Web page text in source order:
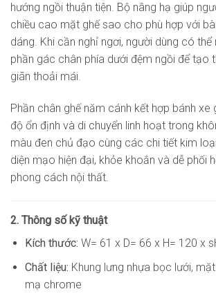
hướng ngồi thuận tiện. Bộ nâng hạ giúp
chiều cao mặt ghế sao cho phù hợp với
dáng. Khi cần nghỉ ngơi, người dùng có
phần gác chân phía dưới đệm ngồi để tạo
giãn thoải mái.
Phần chân ghế năm cánh kết hợp bánh xe
độ ổn định và di chuyển linh hoạt trong
màu đen chủ đạo cùng các chi tiết kim
diện mạo hiện đại, khỏe khoắn và dễ phối
phong cách nội thất.
2. Thông số kỹ thuật
Kích thước: W= 61 x D= 66 x H= 120 x
Chất liệu: Khung lưng nhựa bọc lưới,
mạ chrome